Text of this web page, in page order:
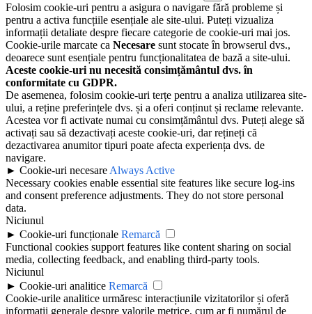
Folosim cookie-uri pentru a asigura o navigare fără probleme și
pentru a activa funcțiile esențiale ale site-ului. Puteți vizualiza
informații detaliate despre fiecare categorie de cookie-uri mai jos.
Cookie-urile marcate ca Necesare sunt stocate în browserul dvs.,
deoarece sunt esențiale pentru funcționalitatea de bază a site-ului.
Aceste cookie-uri nu necesită consimțământul dvs. în
conformitate cu GDPR.
De asemenea, folosim cookie-uri terțe pentru a analiza utilizarea site-
ului, a reține preferințele dvs. și a oferi conținut și reclame relevante.
Acestea vor fi activate numai cu consimțământul dvs. Puteți alege să
activați sau să dezactivați aceste cookie-uri, dar rețineți că
dezactivarea anumitor tipuri poate afecta experiența dvs. de
navigare.
► Cookie-uri necesare Always Active
Necessary cookies enable essential site features like secure log-ins
and consent preference adjustments. They do not store personal
data.
Niciunul
► Cookie-uri funcționale Remarcă
Functional cookies support features like content sharing on social
media, collecting feedback, and enabling third-party tools.
Niciunul
► Cookie-uri analitice Remarcă
Cookie-urile analitice urmăresc interacțiunile vizitatorilor și oferă
informații generale despre valorile metrice, cum ar fi numărul de